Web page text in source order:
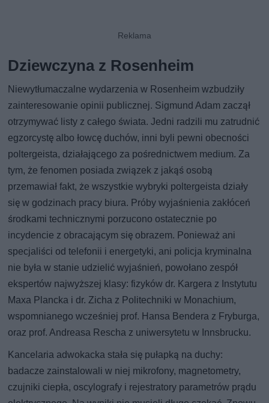
Dziewczyna z Rosenheim
Niewytłumaczalne wydarzenia w Rosenheim wzbudziły
zainteresowanie opinii publicznej. Sigmund Adam zaczął
otrzymywać listy z całego świata. Jedni radzili mu zatrudnić
egzorcystę albo łowcę duchów, inni byli pewni obecności
poltergeista, działającego za pośrednictwem medium. Za
tym, że fenomen posiada związek z jakąś osobą
przemawiał fakt, że wszystkie wybryki poltergeista działy
się w godzinach pracy biura. Próby wyjaśnienia zakłóceń
środkami technicznymi porzucono ostatecznie po
incydencie z obracającym się obrazem. Ponieważ ani
specjaliści od telefonii i energetyki, ani policja kryminalna
nie była w stanie udzielić wyjaśnień, powołano zespół
ekspertów najwyższej klasy: fizyków dr. Kargera z Instytutu
Maxa Plancka i dr. Zicha z Politechniki w Monachium,
wspomnianego wcześniej prof. Hansa Bendera z Fryburga,
oraz prof. Andreasa Rescha z uniwersytetu w Innsbrucku.
Kancelaria adwokacka stała się pułapką na duchy:
badacze zainstalowali w niej mikrofony, magnetometry,
czujniki ciepła, oscylografy i rejestratory parametrów prądu